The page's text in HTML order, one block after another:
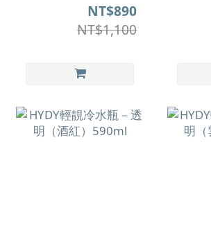
NT$890
NT$1,100